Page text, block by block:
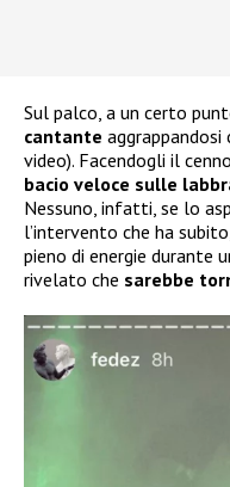
Sul palco, a un certo
cantante
video). Facendogli il
bacio veloce sulle
Nessuno, infatti, se lo
l’intervento che ha
pieno di energie durante
rivelato che sarebbe